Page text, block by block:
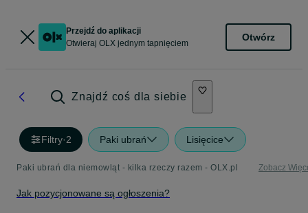
Przejdź do aplikacji
Otwieraj OLX jednym tapnięciem
Otwórz
Znajdź coś dla siebie
Filtry·2 Paki ubrań Lisięcice
Paki ubrań dla niemowląt - kilka rzeczy razem - OLX.pl Zobacz
Jak pozycjonowane są ogłoszenia?